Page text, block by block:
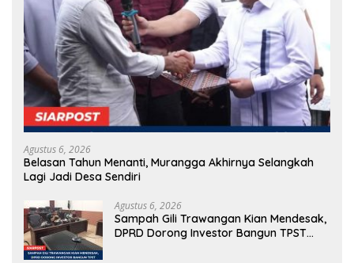
Agustus 6, 2026
Belasan Tahun Menanti, Murangga Akhirnya Selangkah
Lagi Jadi Desa Sendiri
Agustus 6, 2026
Sampah Gili Trawangan Kian Mendesak,
DPRD Dorong Investor Bangun TPST